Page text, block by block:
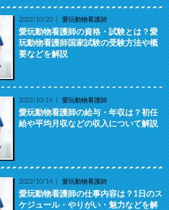
2022/10/20 愛玩動物看護師
愛玩動物看護師の資格・試験とは？愛
玩動物看護師国家試験の受験方法や概
要などを解説
2022/10/19 愛玩動物看護師
愛玩動物看護師の給与・年収は？初任
給や平均月収などの収入について解説
2022/10/14 愛玩動物看護師
愛玩動物看護師の仕事内容は？1日のス
ケジュール・やりがい・魅力などを解